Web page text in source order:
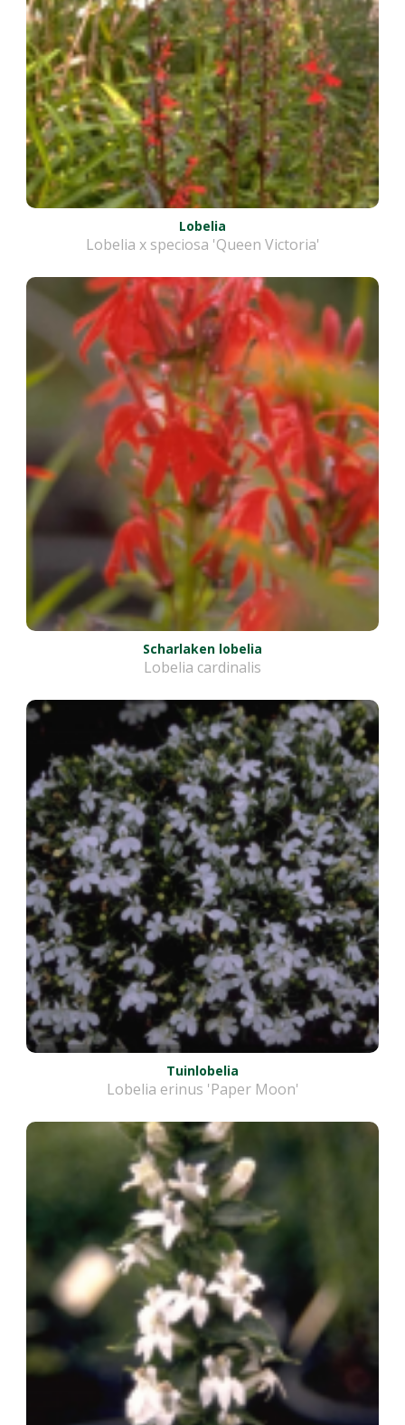
Lobelia
Lobelia x speciosa 'Queen Victoria'
Scharlaken lobelia
Lobelia cardinalis
Tuinlobelia
Lobelia erinus 'Paper Moon'